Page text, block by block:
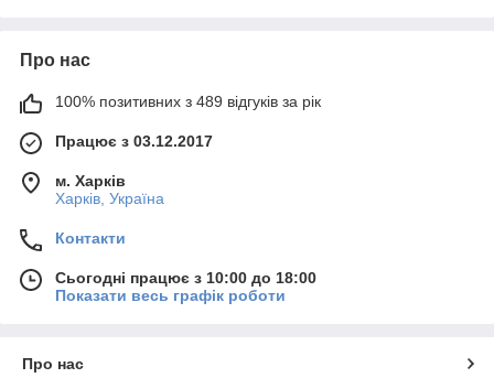
Про нас
100% позитивних з 489 відгуків за рік
Працює з 03.12.2017
м. Харків
Харків, Україна
Контакти
Сьогодні працює з 10:00 до 18:00
Показати весь графік роботи
Про нас